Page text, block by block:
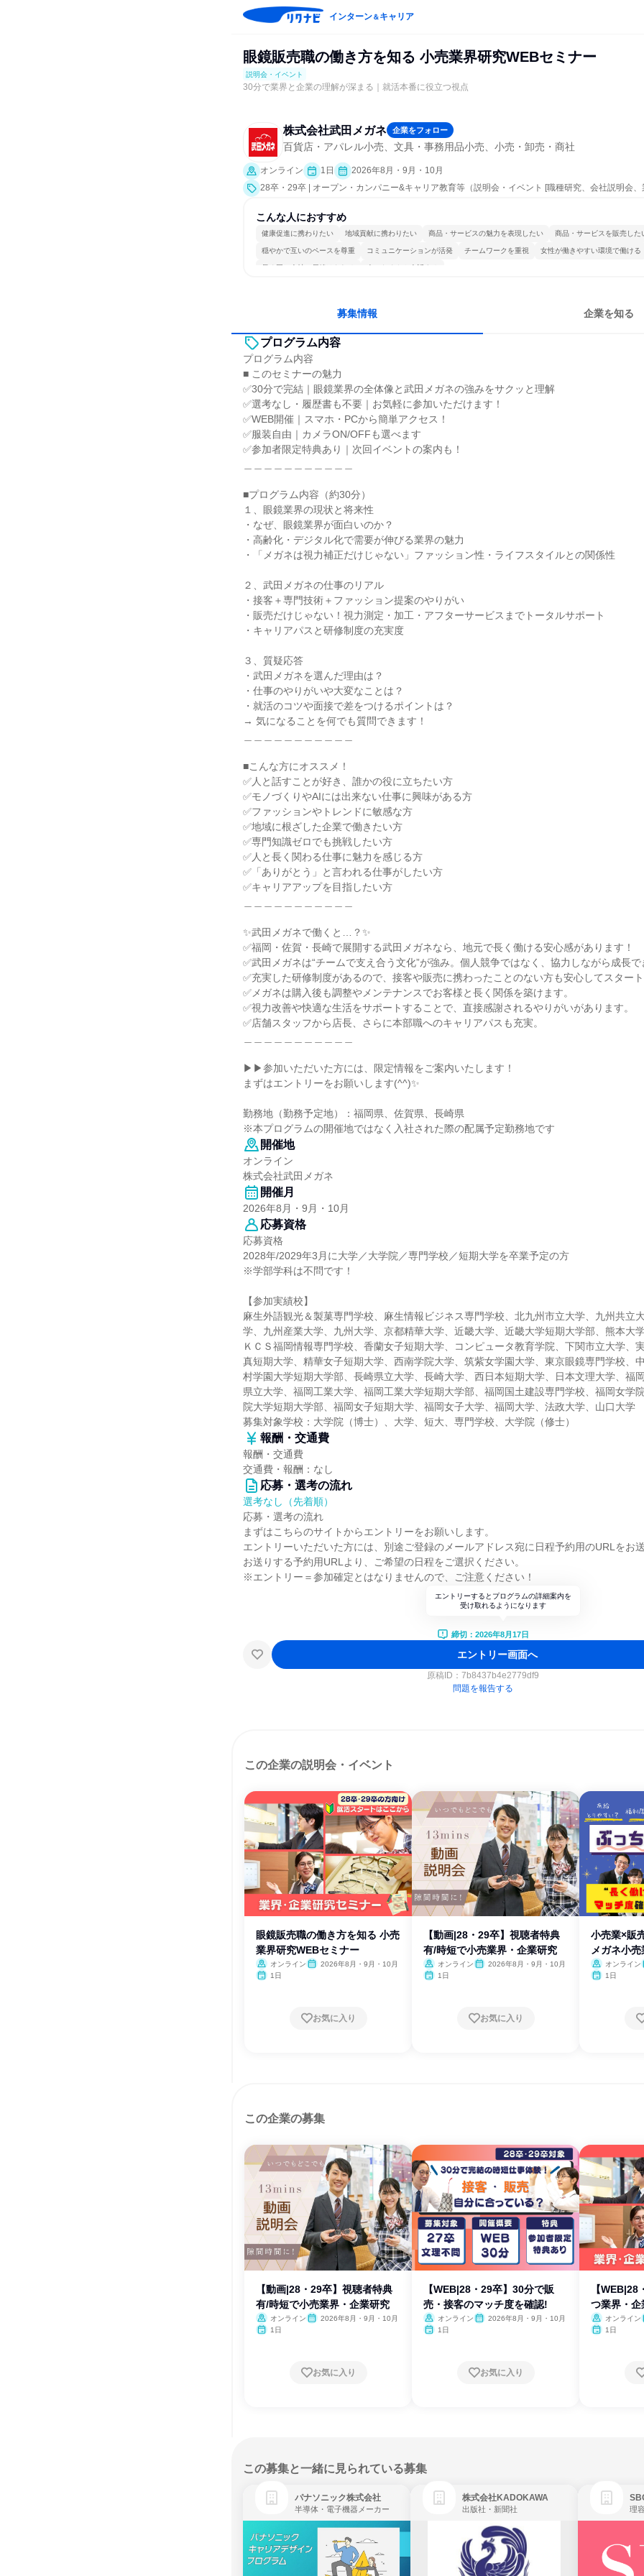
インターン＆キャリア
眼鏡販売職の働き方を知る 小売業界研究WEBセミナー
説明会・イベント
30分で業界と企業の理解が深まる｜就活本番に役立つ視点
株式会社武田メガネ 企業をフォロー
百貨店・アパレル小売、文具・事務用品小売、小売・卸売・商社
オンライン 1日
2026年8月・9月・10月
28卒・29卒 | オープン・カンパニー&キャリア教育等（説明会・イベント [職種研究、会社説明会
こんな人におすすめ
健康促進に携わりたい 地域貢献に携わりたい 商品・サービスの魅力を表現したい 商品・サービスを販売した
穏やかで互いのペースを尊重 コミュニケーションが活発 チームワークを重視 女性が働きやすい環境で働ける
長く同じ会社に居続けられる 人とたくさん会話する
募集情報 企業を知る
プログラム内容
プログラム内容
■ このセミナーの魅力
✅30分で完結｜眼鏡業界の全体像と武田メガネの強みをサクッと理解
✅選考なし・履歴書も不要｜お気軽に参加いただけます！
✅WEB開催｜スマホ・PCから簡単アクセス！
✅服装自由｜カメラON/OFFも選べます
✅参加者限定特典あり｜次回イベントの案内も！
■プログラム内容（約30分）
１、眼鏡業界の現状と将来性
・なぜ、眼鏡業界が面白いのか？
・高齢化・デジタル化で需要が伸びる業界の魅力
・「メガネは視力補正だけじゃない」ファッション性・ライフスタイルとの関係性
２、武田メガネの仕事のリアル
・接客＋専門技術＋ファッション提案のやりがい
・販売だけじゃない！視力測定・加工・アフターサービスまでトータルサポート
・キャリアパスと研修制度の充実度
３、質疑応答
・武田メガネを選んだ理由は？
・仕事のやりがいや大変なことは？
・就活のコツや面接で差をつけるポイントは？
→ 気になることを何でも質問できます！
■こんな方にオススメ！
✅人と話すことが好き、誰かの役に立ちたい方
✅モノづくりやAIには出来ない仕事に興味がある方
✅ファッションやトレンドに敏感な方
✅地域に根ざした企業で働きたい方
✅専門知識ゼロでも挑戦したい方
✅人と長く関わる仕事に魅力を感じる方
✅「ありがとう」と言われる仕事がしたい方
✅キャリアアップを目指したい方
✨武田メガネで働くと…？✨
✅福岡・佐賀・長崎で展開する武田メガネなら、地元で長く働ける安心感があります！
✅武田メガネは“チームで支え合う文化”が強み。個人競争ではなく、協力しながら成長
✅充実した研修制度があるので、接客や販売に携わったことのない方も安心してスター
✅メガネは購入後も調整やメンテナンスでお客様と長く関係を築けます。
✅視力改善や快適な生活をサポートすることで、直接感謝されるやりがいがあります。
✅店舗スタッフから店長、さらに本部職へのキャリアパスも充実。
▶▶参加いただいた方には、限定情報をご案内いたします！
まずはエントリーをお願いします(^^)✨
勤務地（勤務予定地）：福岡県、佐賀県、長崎県
※本プログラムの開催地ではなく入社された際の配属予定勤務地です
開催地
オンライン
株式会社武田メガネ
開催月
2026年8月・9月・10月
応募資格
応募資格
2028年/2029年3月に大学／大学院／専門学校／短期大学を卒業予定の方
※学部学科は不問です！
【参加実績校】
麻生外語観光＆製菓専門学校、麻生情報ビジネス専門学校、北九州市立大学、九州共立
学、九州産業大学、九州大学、京都精華大学、近畿大学、近畿大学短期大学部、熊本大
ＫＣＳ福岡情報専門学校、香蘭女子短期大学、コンピュータ教育学院、下関市立大学、
真短期大学、精華女子短期大学、西南学院大学、筑紫女学園大学、東京眼鏡専門学校、
村学園大学短期大学部、長崎県立大学、長崎大学、西日本短期大学、日本文理大学、福
県立大学、福岡工業大学、福岡工業大学短期大学部、福岡国土建設専門学校、福岡女学
院大学短期大学部、福岡女子短期大学、福岡女子大学、福岡大学、法政大学、山口大学
募集対象学校：大学院（博士）、大学、短大、専門学校、大学院（修士）
報酬・交通費
報酬・交通費
交通費・報酬：なし
応募・選考の流れ
選考なし（先着順）
応募・選考の流れ
まずはこちらのサイトからエントリーをお願いします。
エントリーいただいた方には、別途ご登録のメールアドレス宛に日程予約用のURLをお
お送りする予約用URLより、ご希望の日程をご選択ください。
※エントリー＝参加確定とはなりませんので、ご注意ください！
エントリーするとプログラムの詳細案内を
受け取れるようになります
締切：2026年8月17日
エントリー画面へ
原稿ID： 7b8437b4e2779df9
問題を報告する
この企業の説明会・イベント
眼鏡販売職の働き方を知る 小売
業界研究WEBセミナー
オンライン
2026年8月・9月・10月
1日
お気に入り
【動画|28・29卒】視聴者特典
有/時短で小売業界・企業研究
オンライン
2026年8月・9月・10月
1日
お気に入り
小売業×販
メガネ小
オンライン
1日
この企業の募集
【動画|28・29卒】視聴者特典
有/時短で小売業界・企業研究
オンライン
2026年8月・9月・10月
1日
お気に入り
【WEB|28・29卒】30分で販
売・接客のマッチ度を確認!
オンライン
2026年8月・9月・10月
1日
お気に入り
【
つ業界・企
オンライン
1日
この募集と一緒に見られている募集
パナソニック株式会社
半導体・電子機器メーカー
株式会社KADOKAWA
出版社・新聞社